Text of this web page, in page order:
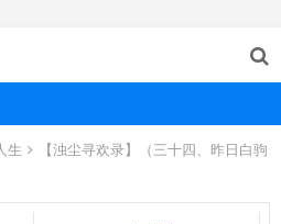
生
【浊尘寻欢录】（三十四、昨日白驹